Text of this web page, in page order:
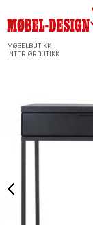
MØBELBUTIKK
INTERIØRBUTIKK